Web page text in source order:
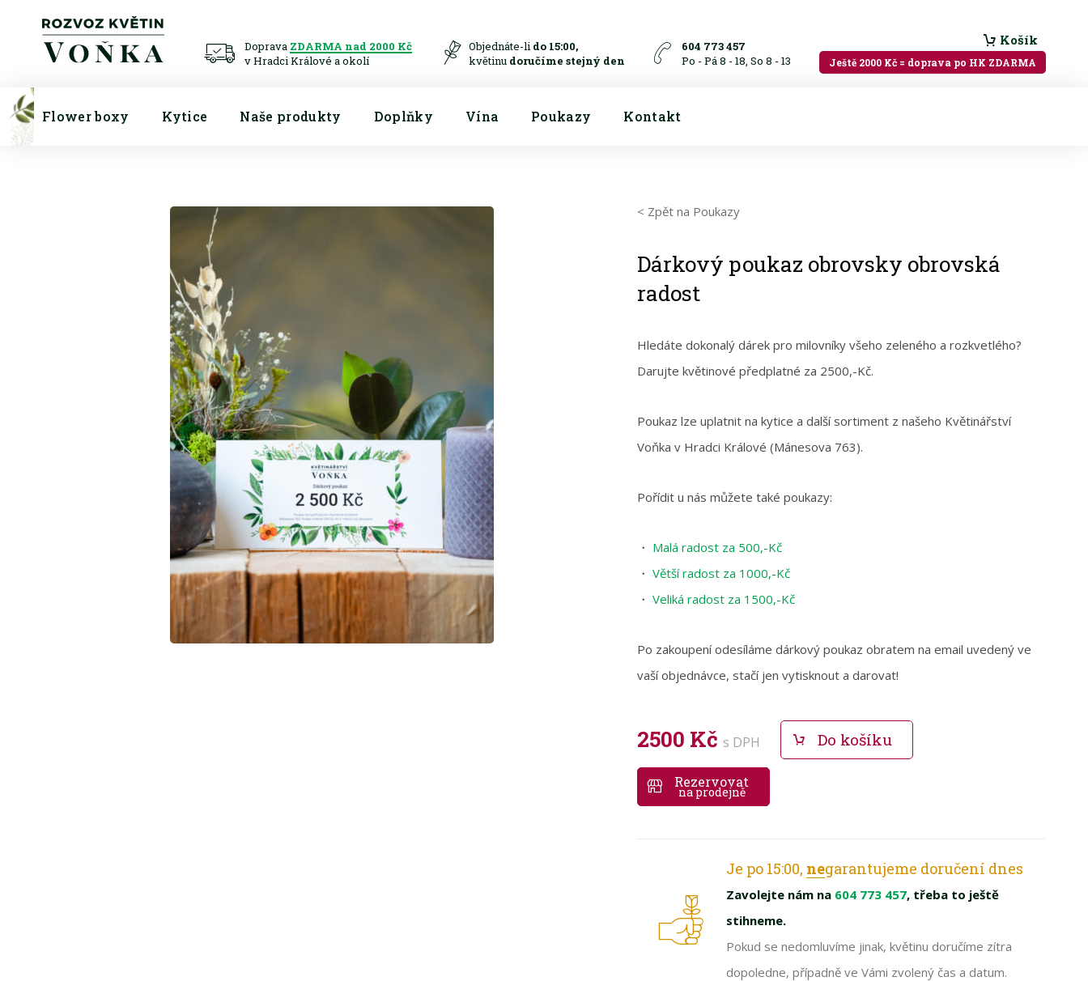
Doprava ZDARMA nad 2000 Kč
v Hradci Králové a okolí
Objednáte-li do 15:00,
květinu doručíme stejný den
604 773 457
Po - Pá 8 - 18, So 8 - 13
Košík
Ještě 2000 Kč = doprava po HK ZDARMA
Flower boxy Kytice Naše produkty Doplňky Vína Poukazy Kontakt
< Zpět na Poukazy
Dárkový poukaz obrovsky obrovská
radost
Hledáte dokonalý dárek pro milovníky všeho zeleného a rozkvetlého?
Darujte květinové předplatné za 2500,-Kč.
Poukaz lze uplatnit na kytice a další sortiment z našeho Květinářství
Voňka v Hradci Králové (Mánesova 763).
Pořídit u nás můžete také poukazy:
・ Malá radost za 500,-Kč
・ Větší radost za 1000,-Kč
・ Veliká radost za 1500,-Kč
Po zakoupení odesíláme dárkový poukaz obratem na email uvedený ve
vaší objednávce, stačí jen vytisknout a darovat!
2500 Kč s DPH Do košíku
Rezervovat
na prodejně
Je po 15:00, negarantujeme doručení dnes
Zavolejte nám na 604 773 457, třeba to ještě
stihneme.
Pokud se nedomluvíme jinak, květinu doručíme zítra
dopoledne, případně ve Vámi zvolený čas a datum.